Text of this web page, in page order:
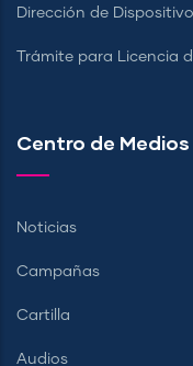
Dirección de
Trámite para Licencia
Centro de Medios
Noticias
Campañas
Cartilla
Audios